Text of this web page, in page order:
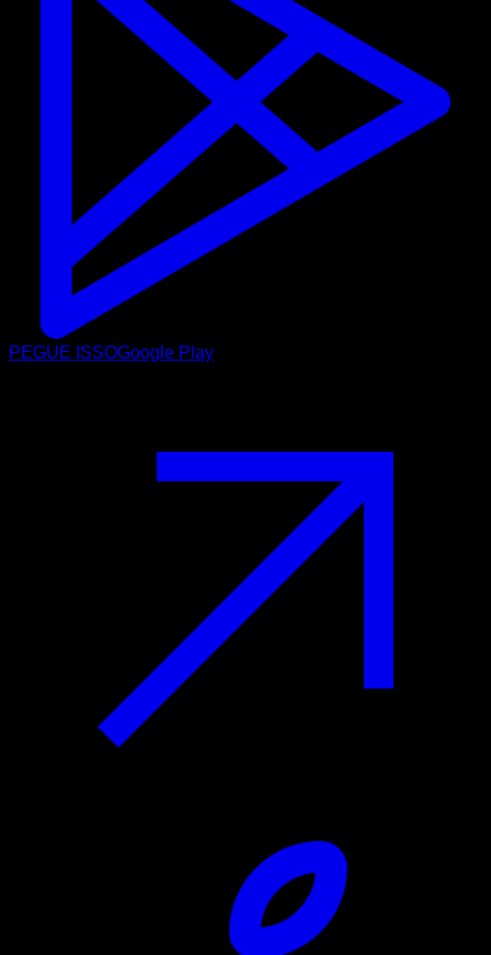
PEGUE ISSOGoogle Play